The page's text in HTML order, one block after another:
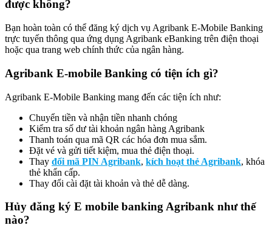
được không?
Bạn hoàn toàn có thể đăng ký dịch vụ Agribank E-Mobile Banking
trực tuyến thông qua ứng dụng Agribank eBanking trên điện thoại
hoặc qua trang web chính thức của ngân hàng.
Agribank E-mobile Banking có tiện ích gì?
Agribank E-Mobile Banking mang đến các tiện ích như:
Chuyển tiền và nhận tiền nhanh chóng
Kiểm tra số dư tài khoản ngân hàng Agribank
Thanh toán qua mã QR các hóa đơn mua sắm.
Đặt vé và gửi tiết kiệm, mua thẻ điện thoại.
Thay đổi mã PIN Agribank, kích hoạt thẻ Agribank, khóa
thẻ khẩn cấp.
Thay đổi cài đặt tài khoản và thẻ dễ dàng.
Hủy đăng ký E mobile banking Agribank như thế
nào?